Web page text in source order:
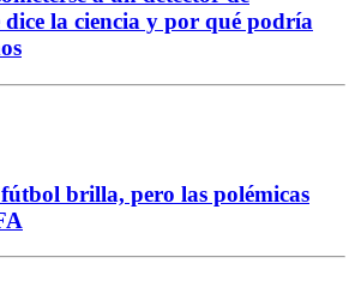
la ciencia y por qué podría
brilla, pero las polémicas